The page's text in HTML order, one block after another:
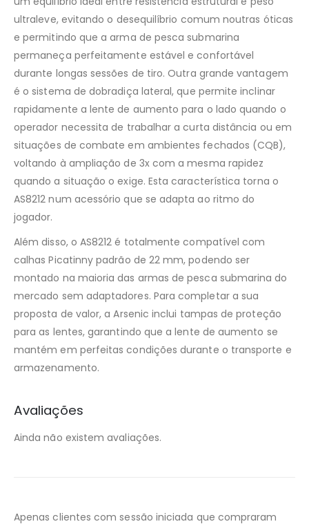
ultraleve, evitando o desequilíbrio comum noutras óticas
e permitindo que a arma de pesca submarina
permaneça perfeitamente estável e confortável
durante longas sessões de tiro. Outra grande vantagem
é o sistema de dobradiça lateral, que permite inclinar
rapidamente a lente de aumento para o lado quando o
operador necessita de trabalhar a curta distância ou em
situações de combate em ambientes fechados (CQB),
voltando à ampliação de 3x com a mesma rapidez
quando a situação o exige. Esta característica torna o
AS8212 num acessório que se adapta ao ritmo do
jogador.
Além disso, o AS8212 é totalmente compatível com
calhas Picatinny padrão de 22 mm, podendo ser
montado na maioria das armas de pesca submarina do
mercado sem adaptadores. Para completar a sua
proposta de valor, a Arsenic inclui tampas de proteção
para as lentes, garantindo que a lente de aumento se
mantém em perfeitas condições durante o transporte e
armazenamento.
Avaliações
Ainda não existem avaliações.
Apenas clientes com sessão iniciada que compraram